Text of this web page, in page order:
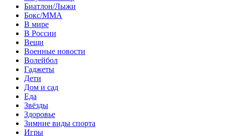
Биатлон/Лыжи
Бокс/MMA
В мире
В России
Вещи
Военные новости
Волейбол
Гаджеты
Дети
Дом и сад
Еда
Звёзды
Здоровье
Зимние виды спорта
Игры